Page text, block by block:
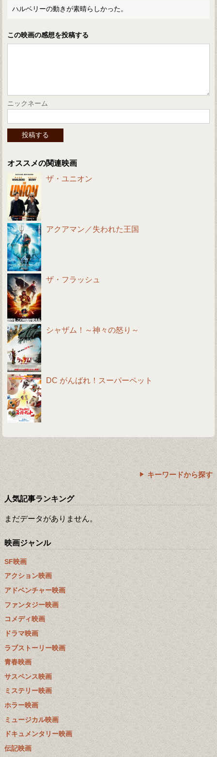
ハルベリーの動きが素晴らしかった。
この映画の感想を投稿する
ニックネーム
オススメの関連映画
ザ・ユニオン
アクアマン／失われた王国
ザ・フラッシュ
シャザム！～神々の怒り～
DC がんばれ！スーパーペット
キーワードから探す
人気記事ランキング
まだデータがありません。
映画ジャンル
SF映画
アクション映画
アドベンチャー映画
ファンタジー映画
コメディ映画
ドラマ映画
ラブストーリー映画
青春映画
サスペンス映画
ミステリー映画
ホラー映画
ミュージカル映画
ドキュメンタリー映画
伝記映画